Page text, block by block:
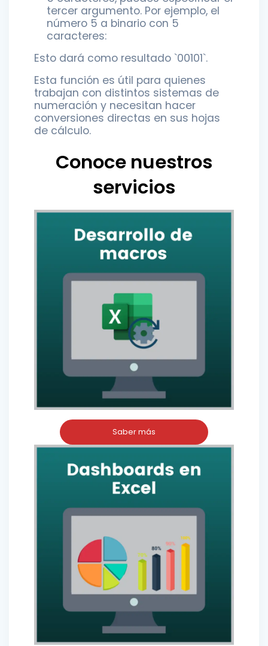
tercer argumento. Por ejemplo, el
número 5 a binario con 5
caracteres:
Esto dará como resultado `00101`.
Esta función es útil para quienes
trabajan con distintos sistemas de
numeración y necesitan hacer
conversiones directas en sus hojas
de cálculo.
Conoce nuestros
servicios
Saber más